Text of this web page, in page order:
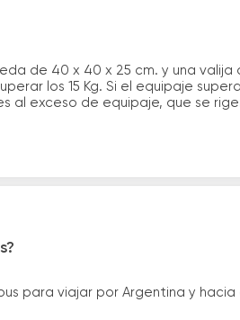
de 40 x 40 x 25 cm. y una
los 15 Kg. Si el equipaje
exceso de equipaje, que se
para viajar por Argentina y